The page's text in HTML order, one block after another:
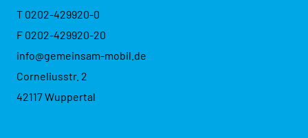
T 0202-429920-0
F 0202-429920-20
info@gemeinsam-mobil.de
Corneliusstr. 2
42117 Wuppertal